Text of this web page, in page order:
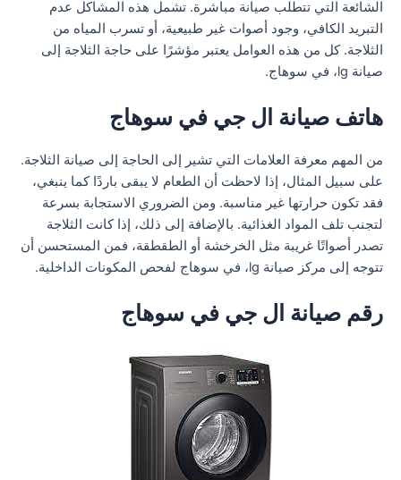
الشائعة التي تتطلب صيانة مباشرة. تشمل هذه المشاكل عدم
التبريد الكافي، وجود أصوات غير طبيعية، أو تسرب المياه من
الثلاجة. كل من هذه العوامل يعتبر مؤشرًا على حاجة الثلاجة إلى
صيانة lg، في سوهاج.
هاتف صيانة ال جي في سوهاج
من المهم معرفة العلامات التي تشير إلى الحاجة إلى صيانة الثلاجة.
على سبيل المثال، إذا لاحظت أن الطعام لا يبقى باردًا كما ينبغي،
فقد تكون حرارتها غير مناسبة. ومن الضروري الاستجابة بسرعة
لتجنب تلف المواد الغذائية. بالإضافة إلى ذلك، إذا كانت الثلاجة
تصدر أصواتًا غريبة مثل الخرخشة أو الطقطقة، فمن المستحسن أن
تتوجه إلى مركز صيانة lg، في سوهاج لفحص المكونات الداخلية.
رقم صيانة ال جي في سوهاج